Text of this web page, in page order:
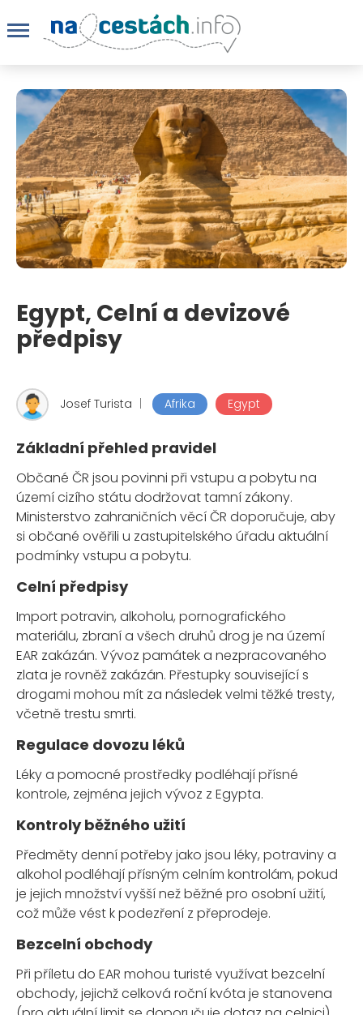
Egypt, Celní a devizové
předpisy
Josef Turista Afrika Egypt
Základní přehled pravidel
Občané ČR jsou povinni při vstupu a pobytu na
území cizího státu dodržovat tamní zákony.
Ministerstvo zahraničních věcí ČR doporučuje, aby
si občané ověřili u zastupitelského úřadu aktuální
podmínky vstupu a pobytu.
Celní předpisy
Import potravin, alkoholu, pornografického
materiálu, zbraní a všech druhů drog je na území
EAR zakázán. Vývoz památek a nezpracovaného
zlata je rovněž zakázán. Přestupky související s
drogami mohou mít za následek velmi těžké tresty,
včetně trestu smrti.
Regulace dovozu léků
Léky a pomocné prostředky podléhají přísné
kontrole, zejména jejich vývoz z Egypta.
Kontroly běžného užití
Předměty denní potřeby jako jsou léky, potraviny a
alkohol podléhají přísným celním kontrolám, pokud
je jejich množství vyšší než běžné pro osobní užití,
což může vést k podezření z přeprodeje.
Bezcelní obchody
Při příletu do EAR mohou turisté využívat bezcelní
obchody, jejichž celková roční kvóta je stanovena